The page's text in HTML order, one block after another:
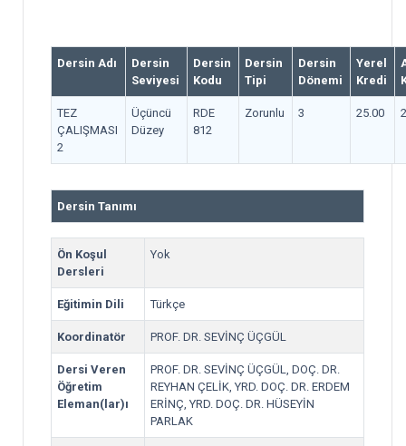
Dersin Adı
Dersin
Seviyesi
Dersin
Kodu
Dersin
Tipi
Dersin
Dönemi
Yerel
Kredi
TEZ
ÇALIŞMASI
2
Üçüncü
Düzey
RDE
812
Zorunlu 3 25.00
Dersin Tanımı
Ön Koşul
Dersleri
Yok
Eğitimin Dili Türkçe
Koordinatör PROF. DR. SEVİNÇ ÜÇGÜL
Dersi Veren
Öğretim
Eleman(lar)ı
PROF. DR. SEVİNÇ ÜÇGÜL, DOÇ. DR.
REYHAN ÇELİK, YRD. DOÇ. DR. ERDEM
ERİNÇ, YRD. DOÇ. DR. HÜSEYİN
PARLAK